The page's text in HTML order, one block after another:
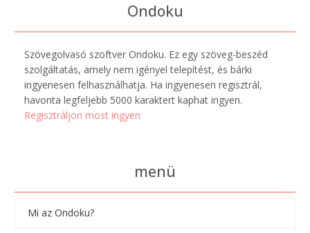
Ondoku
Szövegolvasó szoftver Ondoku. Ez egy szöveg-beszéd
szolgáltatás, amely nem igényel telepítést, és bárki
ingyenesen felhasználhatja. Ha ingyenesen regisztrál,
havonta legfeljebb 5000 karaktert kaphat ingyen.
Regisztráljon most ingyen
menü
Mi az Ondoku?